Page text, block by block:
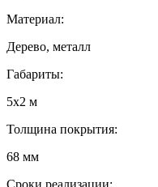
Материал:
Дерево, металл
Габариты:
5х2 м
Толщина покрытия:
68 мм
Сроки реализации: